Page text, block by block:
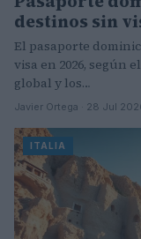
destinos sin
El pasaporte
visa en 2026, según
global y los…
Javier Ortega · 28 Jul
ITALIA